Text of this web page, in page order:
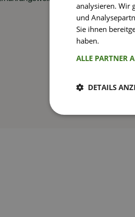
analysieren. Wir
und
Sie ihnen
haben.
ALLE PARTNER
DETAILS